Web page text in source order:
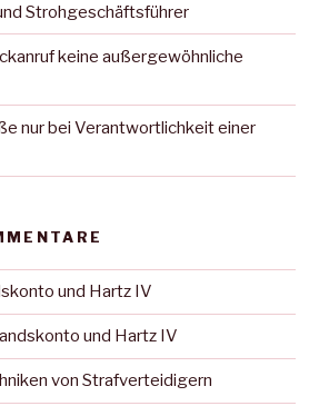
Strohgeschäftsführer
keine außergewöhnliche
nur bei Verantwortlichkeit einer
und Hartz IV
und Hartz IV
von Strafverteidigern